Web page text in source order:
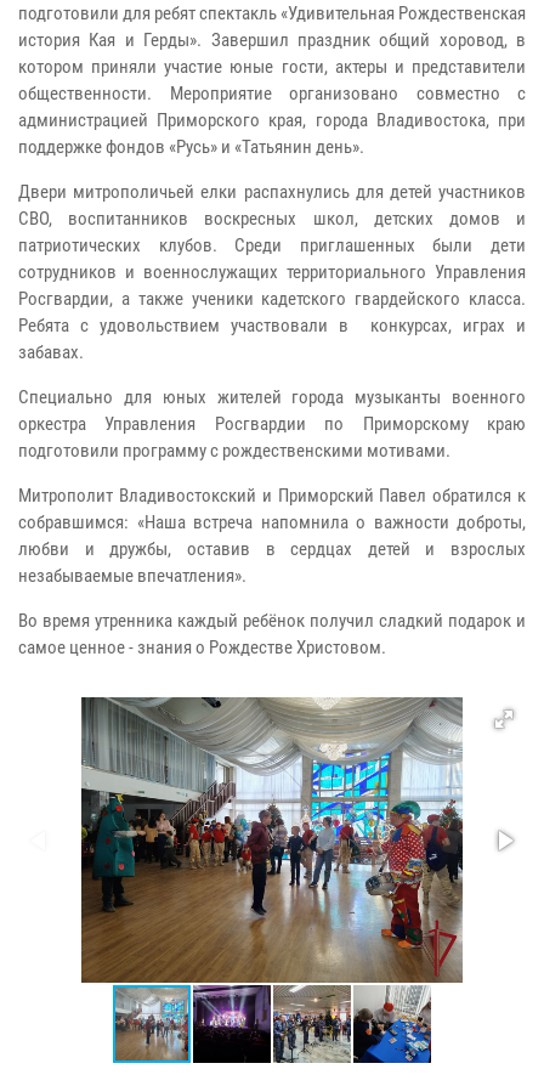
подготовили для ребят спектакль «Удивительная Рождественская
история Кая и Герды». Завершил праздник общий хоровод, в
котором приняли участие юные гости, актеры и представители
общественности. Мероприятие организовано совместно с
администрацией Приморского края, города Владивостока, при
поддержке фондов «Русь» и «Татьянин день».
Двери митрополичьей елки распахнулись для детей участников
СВО, воспитанников воскресных школ, детских домов и
патриотических клубов. Среди приглашенных были дети
сотрудников и военнослужащих территориального Управления
Росгвардии, а также ученики кадетского гвардейского класса.
Ребята с удовольствием участвовали в конкурсах, играх и
забавах.
Специально для юных жителей города музыканты военного
оркестра Управления Росгвардии по Приморскому краю
подготовили программу с рождественскими мотивами.
Митрополит Владивостокский и Приморский Павел обратился к
собравшимся: «Наша встреча напомнила о важности доброты,
любви и дружбы, оставив в сердцах детей и взрослых
незабываемые впечатления».
Во время утренника каждый ребёнок получил сладкий подарок и
самое ценное - знания о Рождестве Христовом.